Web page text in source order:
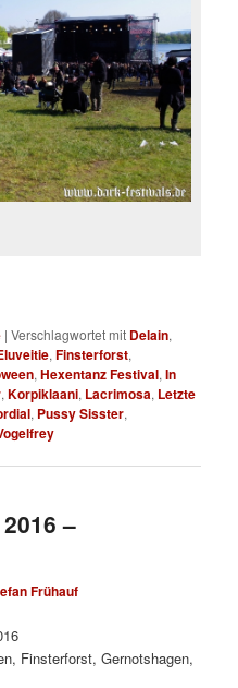
|Verschlagwortet mit Delain,
,Finsterforst,
,Hexentanz Festival,In
,Korpiklaani, Lacrimosa, Letzte
, Pussy Sisster,
–
Frühauf
Finsterforst, Gernotshagen,